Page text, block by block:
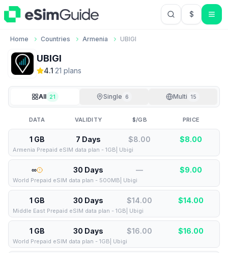
$USD US
Home Countries Armenia UBIGI
UBIGI
4.1·21 plans
All 21 Single 6 Multi 15
DATA VALIDITY $/GB PRICE
1 GB 7 Days $8.00 $8.00
Armenia Prepaid eSIM data plan - 1GB| Ubigi
∞ 30 Days — $9.00
World Prepaid eSIM data plan - 500MB| Ubigi
1 GB 30 Days $14.00 $14.00
Middle East Prepaid eSIM data plan - 1GB| Ubigi
1 GB 30 Days $16.00 $16.00
World Prepaid eSIM data plan - 1GB| Ubigi